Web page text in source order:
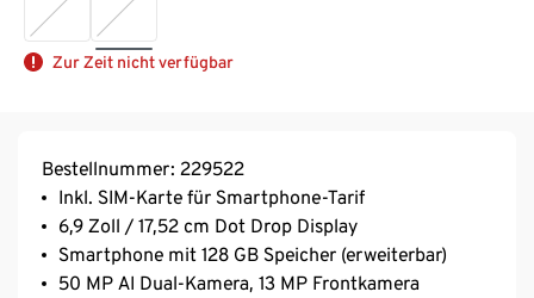
Zur Zeit nicht verfügbar
Bestellnummer: 229522
Inkl. SIM-Karte für Smartphone-Tarif
6,9 Zoll / 17,52 cm Dot Drop Display
Smartphone mit 128 GB Speicher (erweiterbar)
50 MP AI Dual-Kamera, 13 MP Frontkamera